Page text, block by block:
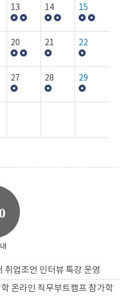
13 14 15
20 21 22
27 28 29
취업조언 인터뷰 특강 운영
온라인 직무부트캠프 참가학